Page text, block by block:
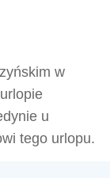
w
u
tego urlopu.